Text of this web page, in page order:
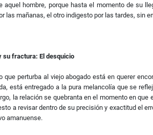
aquel hombre, porque hasta el momento de su
las mañanas, el otro indigesto por las tardes, sin
su fractura: El desquicio
que perturba al viejo abogado está en querer
está entregado a la pura melancolía que se
la relación se quebranta en el momento en
a revisar dentro de su precisión y exactitud el
amanuense.